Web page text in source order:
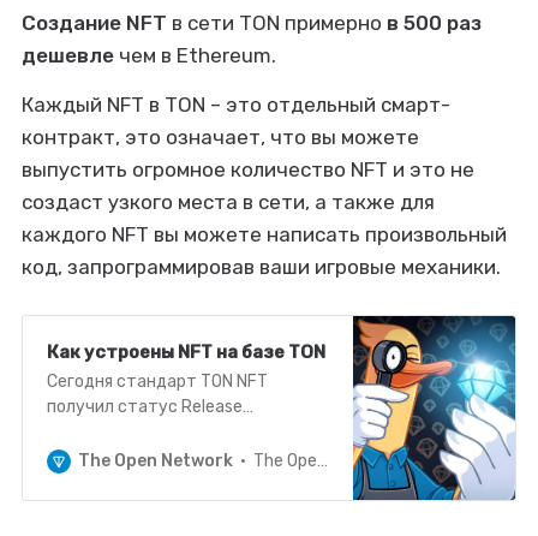
Создание NFT в сети TON примерно в 500 раз
дешевлечем в Ethereum.
Каждый NFT в TON – это отдельный смарт-
контракт, это означает, что вы можете
выпустить огромное количество NFT и это не
создаст узкого места в сети, а также для
каждого NFT вы можете написать произвольный
код, запрограммировав ваши игровые механики.
Как устроены NFT на базе TON
Сегодня стандарт TON NFT
получил статус Release
активные обсуждения уже
изменений не планируются.
The Open Network The Open Network